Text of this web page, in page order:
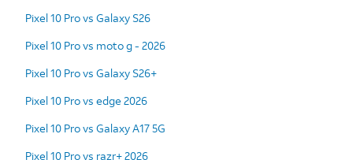
Pixel 10 Pro vs Galaxy S26
Pixel 10 Pro vs moto g - 2026
Pixel 10 Pro vs Galaxy S26+
Pixel 10 Pro vs edge 2026
Pixel 10 Pro vs Galaxy A17 5G
Pixel 10 Pro vs razr+ 2026